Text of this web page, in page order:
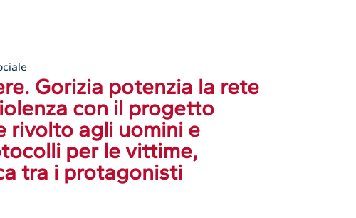
Gorizia potenzia la rete
con il progetto
rivolto agli uomini e
per le vittime,
tra i protagonisti